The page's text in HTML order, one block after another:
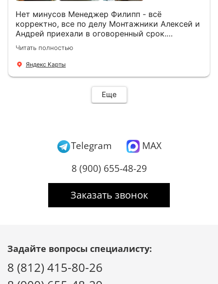
Нет минусов Менеджер Филипп - всё
корректно, все по делу Монтажники Алексей и
Андрей приехали в оговоренный срок.
Демонтировали старую дверь и установили
новую буквально за час Быстро и качественно
+ нормальные цены Всем большое спасибо
Читать полностью
Яндекс Карты
Еще
Telegram
MAX
8 (900) 655-48-29
Заказать звонок
Задайте вопросы специалисту:
8 (812) 415-80-26